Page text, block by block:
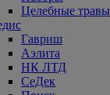
Целебные травы
Гавриш
Аэлита
НК ЛТД
СеДек